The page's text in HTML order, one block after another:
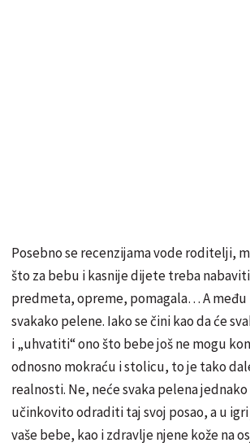
Posebno se recenzijama vode roditelji,
što za bebu i kasnije dijete treba
predmeta, opreme, pomagala… A među
svakako pelene. Iako se čini kao da će
i „uhvatiti“ ono što bebe još ne mogu
odnosno mokraću i stolicu, to je tako
realnosti. Ne, neće svaka pelena
učinkovito odraditi taj svoj posao, a u
vaše bebe, kao i zdravlje njene kože na